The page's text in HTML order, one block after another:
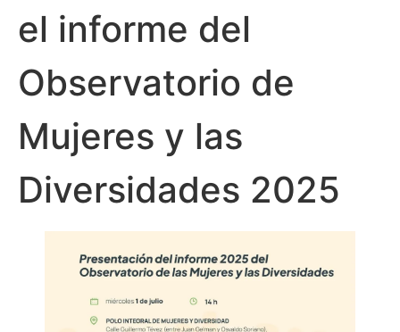
el informe del
Observatorio de
Mujeres y las
Diversidades 2025